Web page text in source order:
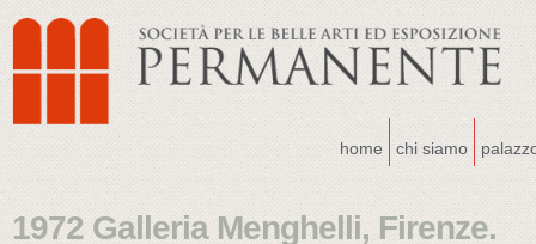
home chi siamo
1972 Galleria Menghelli, Firenze.